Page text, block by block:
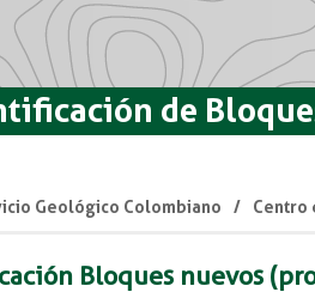
de
Geológico Colombiano Centro
Bloques nuevos